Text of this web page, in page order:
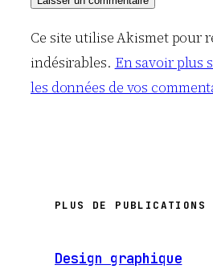
Ce site utilise Akismet pour
indésirables. En savoir plus
les données de vos
PLUS DE PUBLICATIONS
Design graphique